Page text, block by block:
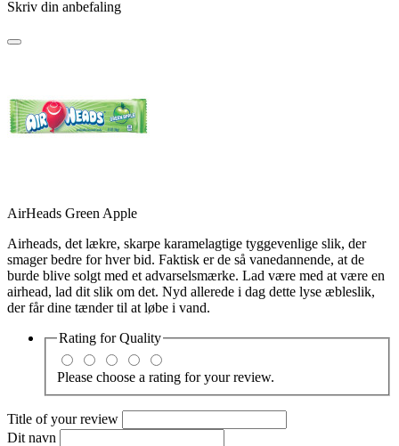
Skriv din anbefaling
AirHeads Green Apple
Airheads, det lækre, skarpe karamelagtige tyggevenlige slik, der
smager bedre for hver bid. Faktisk er de så vanedannende, at de
burde blive solgt med et advarselsmærke. Lad være med at være en
airhead, lad dit slik om det. Nyd allerede i dag dette lyse æbleslik,
der får dine tænder til at løbe i vand.
Rating forQuality
Please choose a rating for your review.
Title of your review
Dit navn